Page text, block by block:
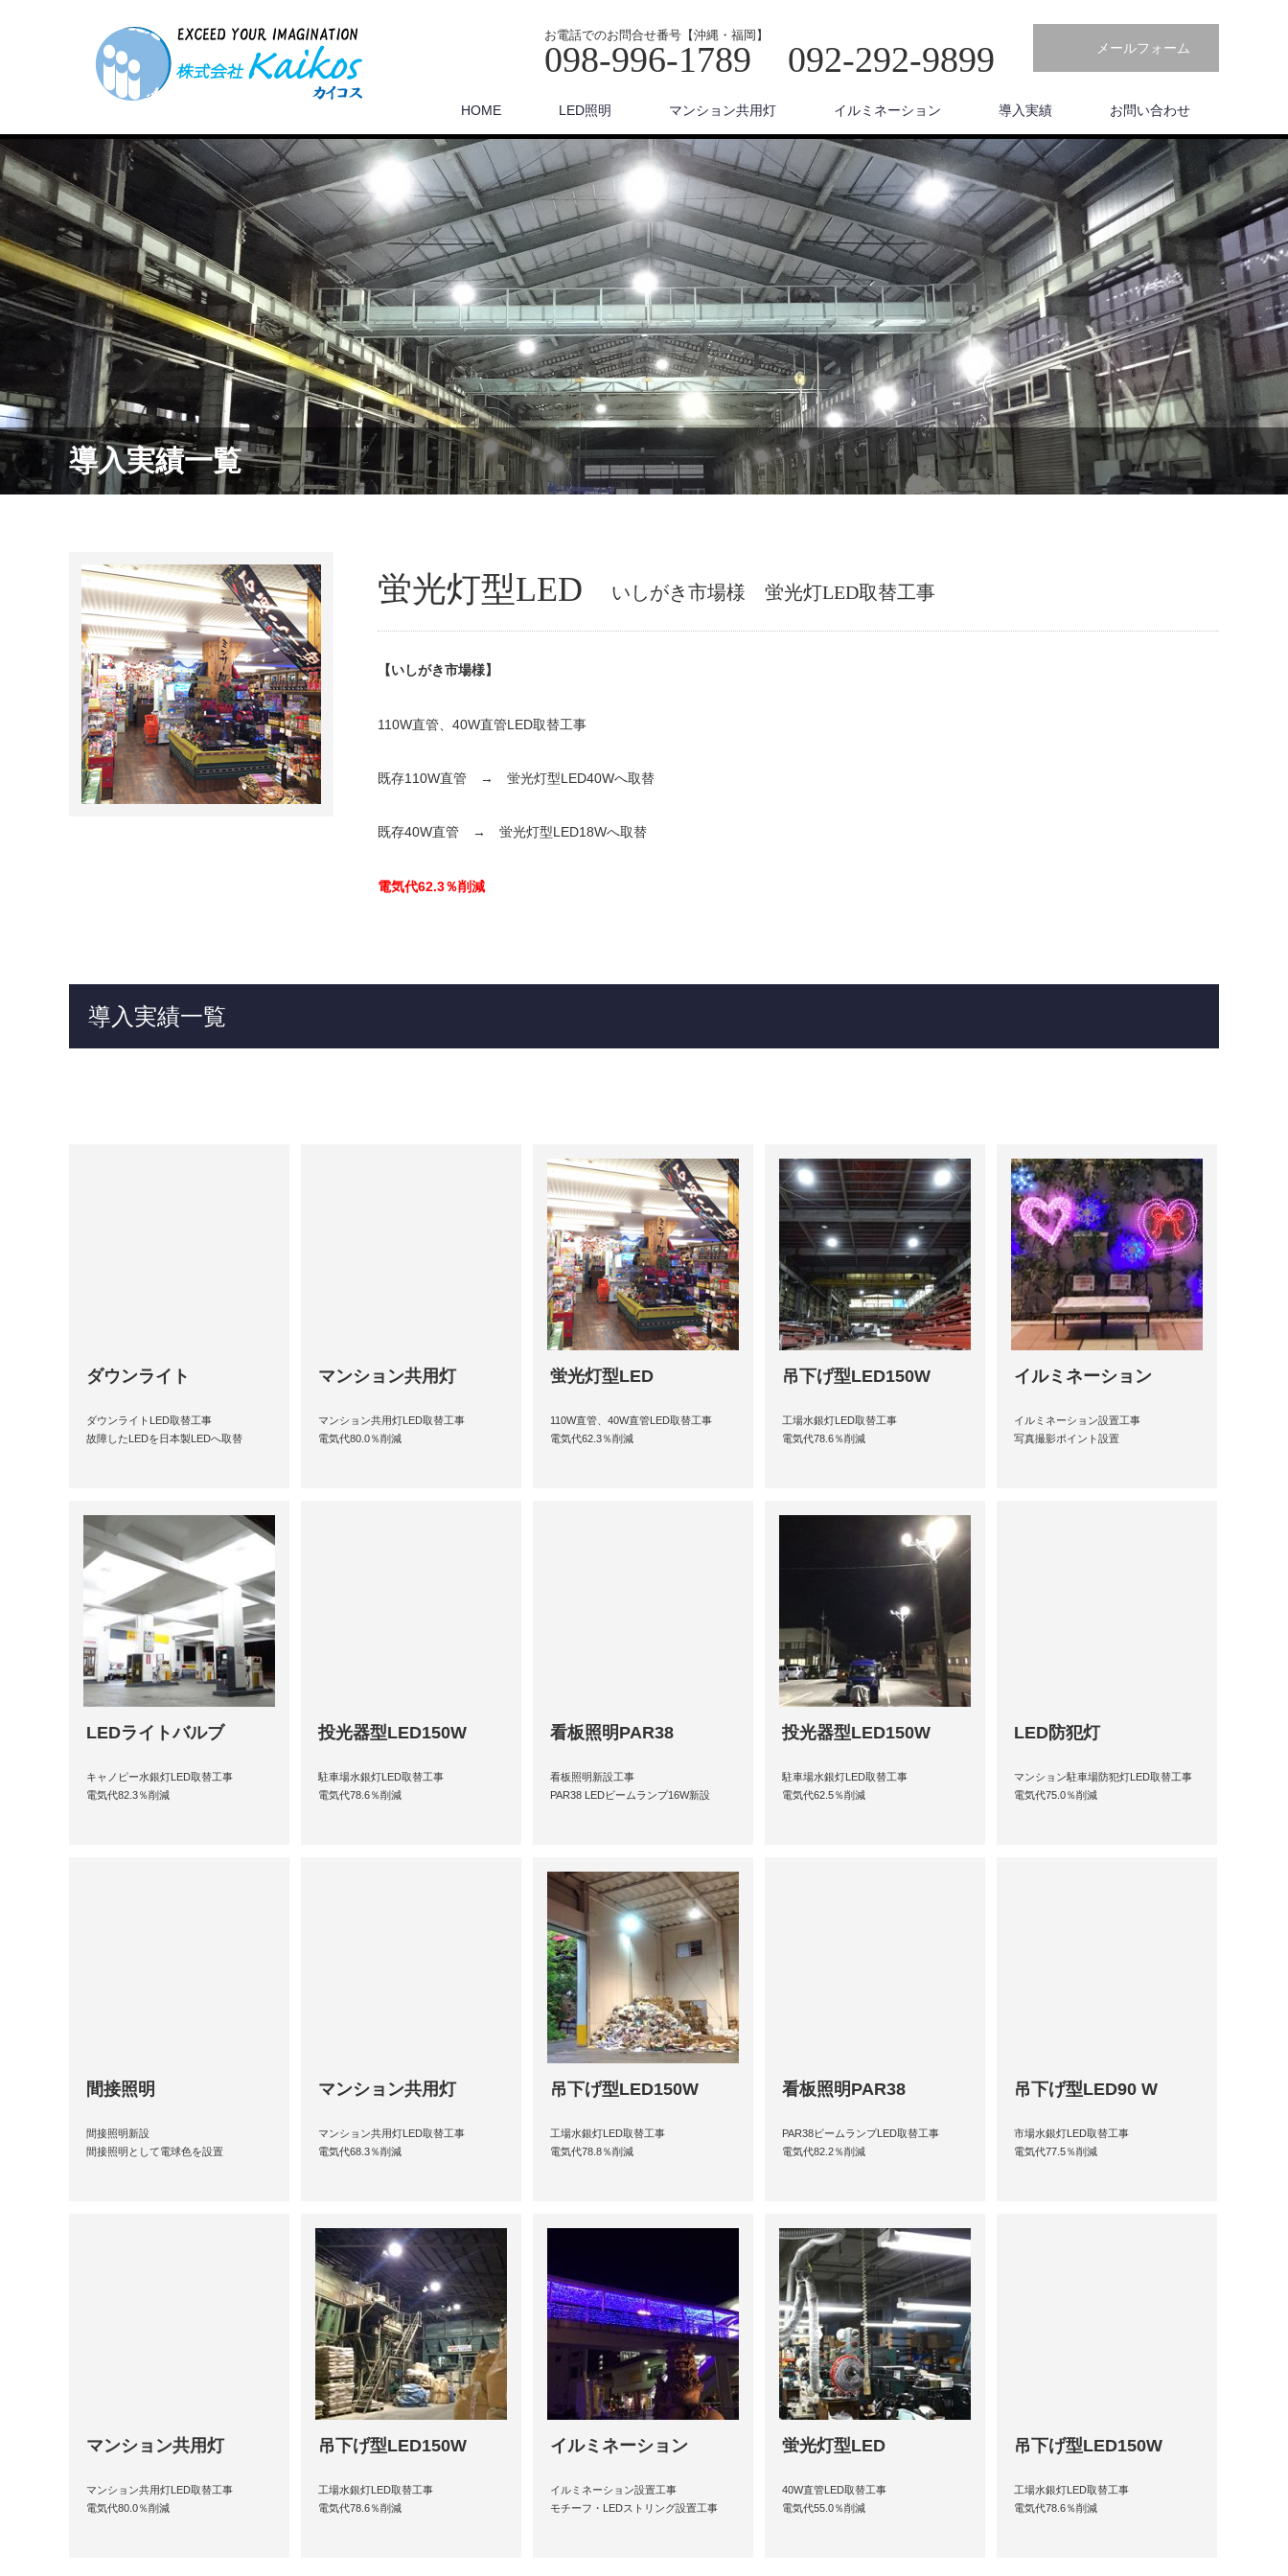
お電話でのお問合せ番号【沖縄・福岡】
098-996-1789 092-292-9899 メールフォーム
HOME LED照明 マンション共用灯 イルミネーション 導入実績 お問い合わせ
導入実績一覧
蛍光灯型LED いしがき市場様 蛍光灯LED取替工事
【いしがき市場様】
110W直管、40W直管LED取替工事
既存110W直管 → 蛍光灯型LED40Wへ取替
既存40W直管 → 蛍光灯型LED18Wへ取替
電気代62.3％削減
導入実績一覧
ダウンライト
ダウンライトLED取替工事
故障したLEDを日本製LEDへ取替
マンション共用灯
マンション共用灯LED取替工事
電気代80.0％削減
蛍光灯型LED
110W直管、40W直管LED取替工事
電気代62.3％削減
吊下げ型LED150W
工場水銀灯LED取替工事
電気代78.6％削減
イルミネーション
イルミネーション設置工事
写真撮影ポイント設置
LEDライトバルブ
キャノピー水銀灯LED取替工事
電気代82.3％削減
投光器型LED150W
駐車場水銀灯LED取替工事
電気代78.6％削減
看板照明PAR38
看板照明新設工事
PAR38 LEDビームランプ16W新設
投光器型LED150W
駐車場水銀灯LED取替工事
電気代62.5％削減
LED防犯灯
マンション駐車場防犯灯LED取替工事
電気代75.0％削減
間接照明
間接照明新設
間接照明として電球色を設置
マンション共用灯
マンション共用灯LED取替工事
電気代68.3％削減
吊下げ型LED150W
工場水銀灯LED取替工事
電気代78.8％削減
看板照明PAR38
PAR38ビームランプLED取替工事
電気代82.2％削減
吊下げ型LED90 W
市場水銀灯LED取替工事
電気代77.5％削減
マンション共用灯
マンション共用灯LED取替工事
電気代80.0％削減
吊下げ型LED150W
工場水銀灯LED取替工事
電気代78.6％削減
イルミネーション
イルミネーション設置工事
モチーフ・LEDストリング設置工事
蛍光灯型LED
40W直管LED取替工事
電気代55.0％削減
吊下げ型LED150W
工場水銀灯LED取替工事
電気代78.6％削減